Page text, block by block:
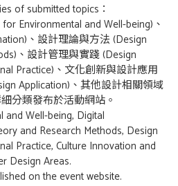
of submitted topics：
Environmental and Well-being)、
、設計理論與方法 (Design
、設計管理與實踐 (Design
Practice)、文化創新與設計應用
Application)、其他設計相關領域
分類發布於活動網站。
Well-being, Digital
and Research Methods, Design
Practice, Culture Innovation and
Design Areas.
on the event website.